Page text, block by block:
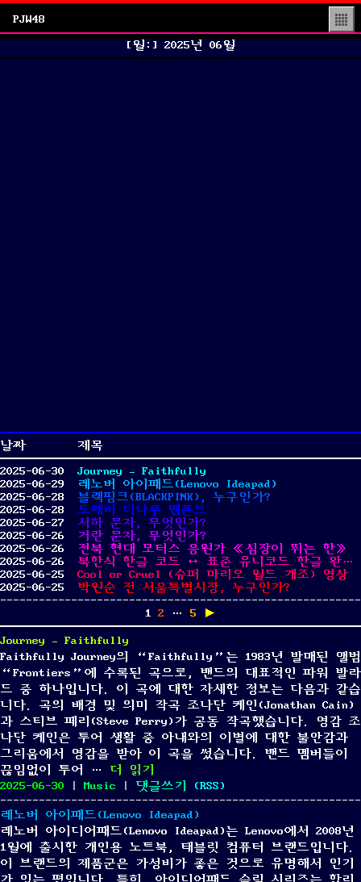
PJW48
▒
[월:] 2025년 06월
날짜
제목
2025-06-30
Journey – Faithfully
2025-06-29
레노버 아이패드(Lenovo Ideapad)
2025-06-28
블랙핑크(BLACKPINK), 누구인가?
2025-06-28
도깨비 디나루 웹폰트
2025-06-27
서하 문자, 무엇인가?
2025-06-26
거란 문자, 무엇인가?
2025-06-26
전북 현대 모터스 응원가 《심장이 뛰는 한》
2025-06-26
북한식 한글 코드 ↔ 표준 유니코드 한글 완성자 변환기
2025-06-25
Cool or Cruel (슈퍼 마리오 월드 개조) 영상
2025-06-25
박원순 전 서울특별시장, 누구인가?
글
이
지
매
김
Page
1 Page
2 … Page
5 ▶
Journey – Faithfully
Faithfully Journey의 “Faithfully”는 1983년 발매된 앨범
“Frontiers”에 수록된 곡으로, 밴드의 대표적인 파워 발라
드 중 하나입니다. 이 곡에 대한 자세한 정보는 다음과 같습
니다. 곡의 배경 및 의미 작곡 조나단 케인(Jonathan Cain)
과 스티브 페리(Steve Perry)가 공동 작곡했습니다. 영감 조
나단 케인은 투어 생활 중 아내와의 이별에 대한 불안감과
그리움에서 영감을 받아 이 곡을 썼습니다. 밴드 멤버들이
끊임없이 투어 … “Journey – Faithfully”
더 읽기
Posted
on
2025-06-30 Categories
Music 댓글쓰기
on
Journey
–
Faithfully
(RSS)
레노버 아이패드(Lenovo Ideapad)
레노버 아이디어패드(Lenovo Ideapad)는 Lenovo에서 2008년
1월에 출시한 개인용 노트북, 태블릿 컴퓨터 브랜드입니다.
이 브랜드의 제품군은 가성비가 좋은 것으로 유명해서 인기